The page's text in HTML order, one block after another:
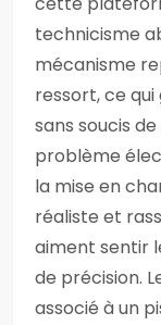
technicisme
mécanisme
ressort, ce
sans soucis
problème
la mise en
réaliste et
aiment sentir
de précision.
associé à un